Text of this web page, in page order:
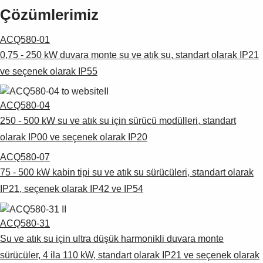
Çözümlerimiz
ACQ580-01
0,75 - 250 kW duvara monte su ve atık su, standart olarak IP21
ve seçenek olarak IP55
ACQ580-04
250 - 500 kW su ve atık su için sürücü modülleri, standart
olarak IP00 ve seçenek olarak IP20
ACQ580-07
75 - 500 kW kabin tipi su ve atık su sürücüleri, standart olarak
IP21, seçenek olarak IP42 ve IP54
ACQ580-31
Su ve atık su için ultra düşük harmonikli duvara monte
sürücüler, 4 ila 110 kW, standart olarak IP21 ve seçenek olarak